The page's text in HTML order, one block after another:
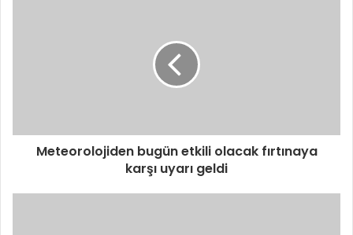
Meteorolojiden bugün etkili olacak fırtınaya
karşı uyarı geldi